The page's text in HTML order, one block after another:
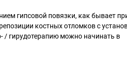
гипсовой повязки, как бывает
костных отломков с
/ гирудотерапию можно начинать в